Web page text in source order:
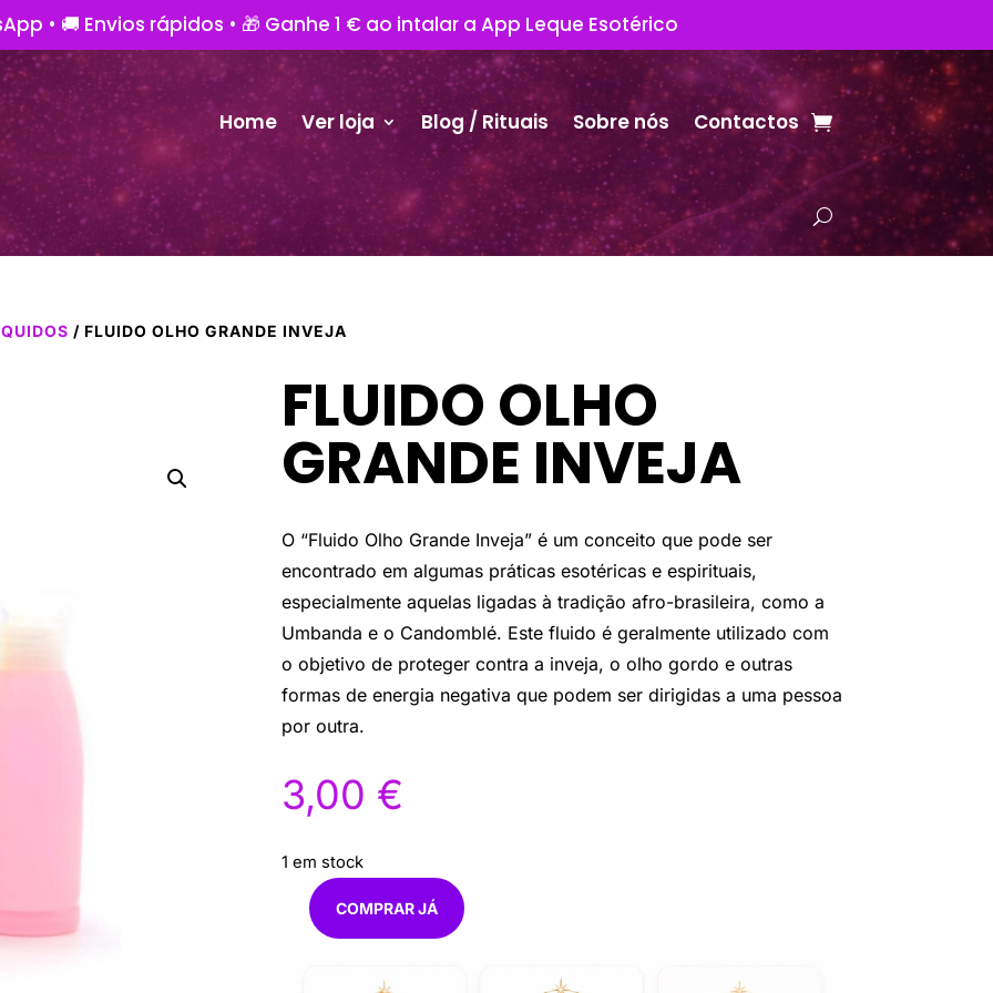
• 🚚 Envios rápidos • 🎁 Ganhe 1 € ao intalar a App Leque Esotérico
Home Ver loja Blog / Rituais Sobre nós Contactos
/ FLUIDO OLHO GRANDE INVEJA
FLUIDO OLHO
GRANDE INVEJA
O “Fluido Olho Grande Inveja” é um conceito que pode ser
encontrado em algumas práticas esotéricas e espirituais,
especialmente aquelas ligadas à tradição afro-brasileira, como a
Umbanda e o Candomblé. Este fluido é geralmente utilizado com
o objetivo de proteger contra a inveja, o olho gordo e outras
formas de energia negativa que podem ser dirigidas a uma pessoa
por outra.
3,00 €
1 em stock
Quantidade
COMPRAR JÁ